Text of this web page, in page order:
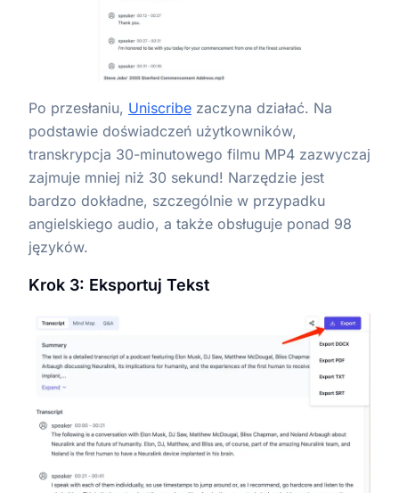
Po przesłaniu, Uniscribe zaczyna działać. Na
podstawie doświadczeń użytkowników,
transkrypcja 30-minutowego filmu MP4 zazwyczaj
zajmuje mniej niż 30 sekund! Narzędzie jest
bardzo dokładne, szczególnie w przypadku
angielskiego audio, a także obsługuje ponad 98
języków.
Krok 3: Eksportuj Tekst